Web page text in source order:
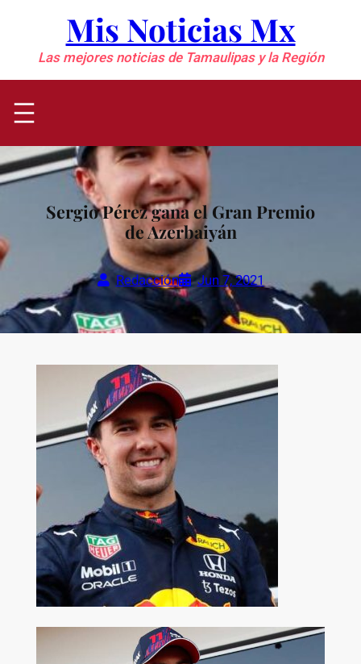
contenido
Mis Noticias Mx
Las mejores noticias de Tamaulipas y la Región
Sergio Pérez gana el Gran Premio
de Azerbaiyán
Redacción Jun 7, 2021